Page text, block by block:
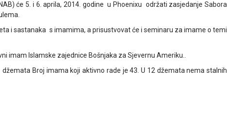
će 5. i 6. aprila, 2014. godine u Phoenixu održati zasjedanje Sabora
i sastanaka s imamima, a prisustvovat će i seminaru za imame o temi
imam Islamske zajednice Bošnjaka za Sjevernu Ameriku..
Broj imama koji aktivno rade je 43. U 12 džemata nema stalnih